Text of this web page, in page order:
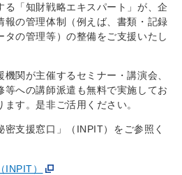
る「知財戦略エキスパート」が、企
報の管理体制（例えば、書類・記録
タの管理等）の整備をご支援いたし
関が主催するセミナー・講演会、
等への講師派遣も無料で実施してお
す。是非ご活用ください。
支援窓口」（INPIT）をご参照く
INPIT）